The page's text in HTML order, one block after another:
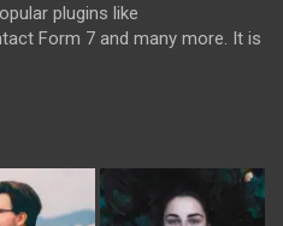
plugins like
Form 7 and many more. It is